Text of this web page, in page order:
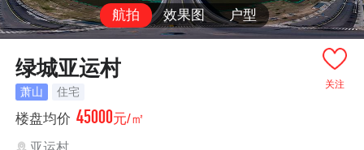
航拍 效果图 户型
关注
绿城亚运村
萧山 住宅
楼盘均价 45000元/㎡